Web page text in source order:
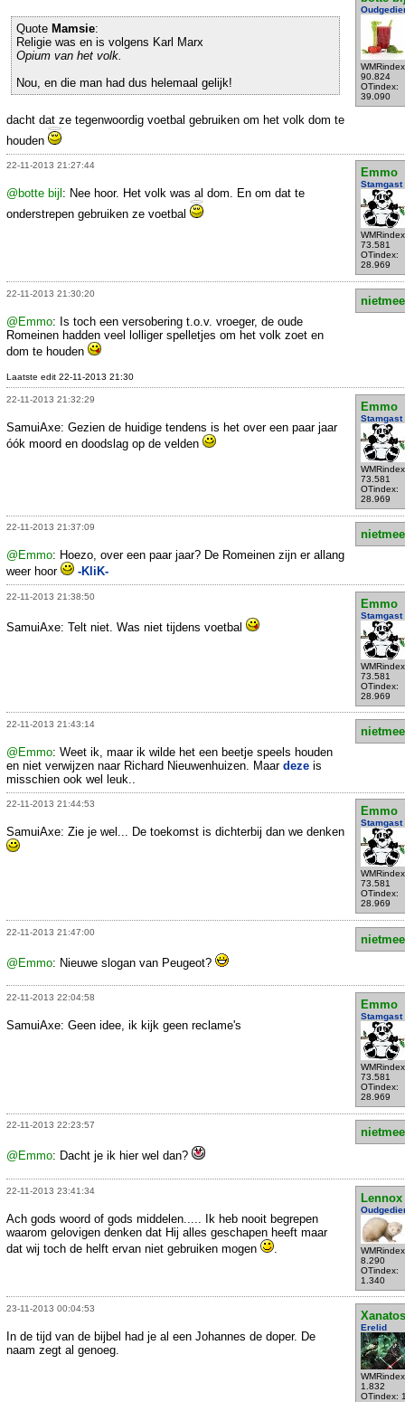
90.824
OTindex:
39.090
Quote Mamsie:
Religie was en is volgens Karl Marx
Opium van het volk.
Nou, en die man had dus helemaal gelijk!
dacht dat ze tegenwoordig voetbal gebruiken om het volk dom te
houden
22-11-2013 21:27:44
Emmo
Stamgast
73.581
OTindex:
28.969
@botte bijl : Nee hoor. Het volk was al dom. En om dat te
onderstrepen gebruiken ze voetbal
22-11-2013 21:30:20
@Emmo: Is toch een versobering t.o.v. vroeger, de oude
Romeinen hadden veel lolliger spelletjes om het volk zoet en
dom te houden
Laatste edit 22-11-2013 21:30
22-11-2013 21:32:29
Emmo
Stamgast
73.581
OTindex:
28.969
SamuiAxe: Gezien de huidige tendens is het over een paar jaar
óók moord en doodslag op de velden
22-11-2013 21:37:09
@Emmo: Hoezo, over een paar jaar? De Romeinen zijn er allang
weer hoor
-KliK-
22-11-2013 21:38:50
Emmo
Stamgast
73.581
OTindex:
28.969
SamuiAxe: Telt niet. Was niet tijdens voetbal
22-11-2013 21:43:14
@Emmo: Weet ik, maar ik wilde het een beetje speels houden
en niet verwijzen naar Richard Nieuwenhuizen. Maar deze is
misschien ook wel leuk..
22-11-2013 21:44:53
Emmo
Stamgast
73.581
OTindex:
28.969
SamuiAxe: Zie je wel... De toekomst is dichterbij dan we denken
22-11-2013 21:47:00
@Emmo: Nieuwe slogan van Peugeot?
22-11-2013 22:04:58
Emmo
Stamgast
73.581
OTindex:
28.969
SamuiAxe: Geen idee, ik kijk geen reclame's
22-11-2013 22:23:57
@Emmo: Dacht je ik hier wel dan?
22-11-2013 23:41:34
Lennox
8.290
OTindex:
1.340
Ach gods woord of gods middelen..... Ik heb nooit begrepen
waarom gelovigen denken dat Hij alles geschapen heeft maar
dat wij toch de helft ervan niet gebruiken mogen
23-11-2013 00:04:53
Xanatos
Erelid
1.832
OTindex:
In de tijd van de bijbel had je al een Johannes de doper. De
naam zegt al genoeg.